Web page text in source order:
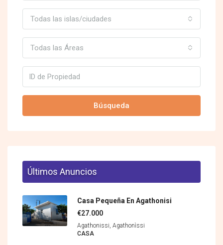
Todas las islas/ciudades
Todas las Áreas
Búsqueda
Últimos Anuncios
Casa Pequeña En Agathonisi
€27.000
Agathonissi, Agathonìssi
CASA